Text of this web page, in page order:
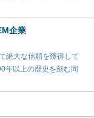
企業
絶大な信頼を獲得して
年以上の歴史を刻む同